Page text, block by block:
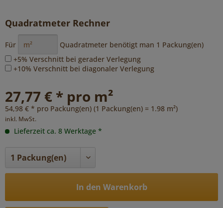
Quadratmeter Rechner
Für Quadratmeter benötigt man 1 Packung(en)
+5% Verschnitt bei gerader Verlegung
+10% Verschnitt bei diagonaler Verlegung
27,77 € * pro m²
54,98 € * pro Packung(en) (1 Packung(en) = 1.98 m²)
inkl. MwSt.
Lieferzeit ca. 8 Werktage *
In den Warenkorb